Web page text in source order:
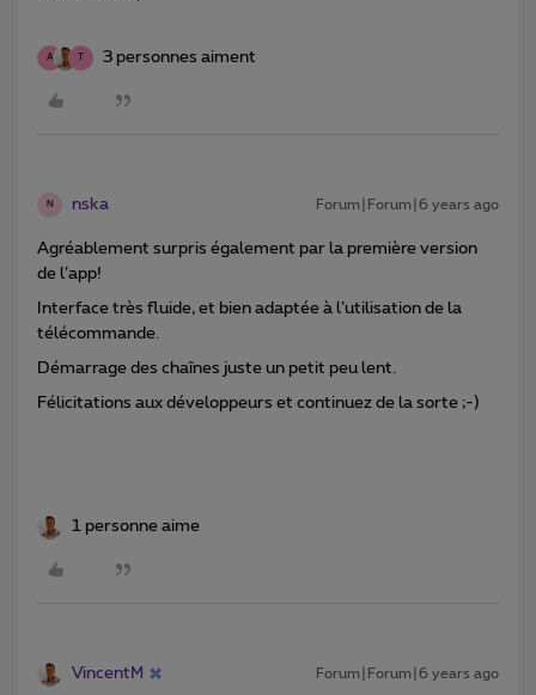
A 3 personnes aiment
N nska Forum|Forum|6 years ago
Agréablement surpris également par la première version
de l’app!
Interface très fluide, et bien adaptée à l’utilisation de la
télécommande.
Démarrage des chaînes juste un petit peu lent.
Félicitations aux développeurs et continuez de la sorte ;-)
1 personne aime
VincentM Forum|Forum|6 years ago